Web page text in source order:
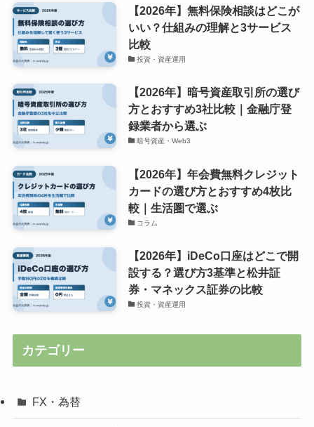
【2026年】無料保険相談はどこが
いい？仕組みの理解と3サービス
比較
投資・資産運用
【2026年】暗号資産取引所の選び
方とおすすめ3社比較｜金融庁登
録業者から選ぶ
暗号資産・Web3
【2026年】年会費無料クレジット
カードの選び方とおすすめ4枚比
較｜生活圏で選ぶ
コラム
【2026年】iDeCo口座はどこで開
設する？選び方3基準と松井証
券・マネックス証券の比較
投資・資産運用
カテゴリー
FX・為替